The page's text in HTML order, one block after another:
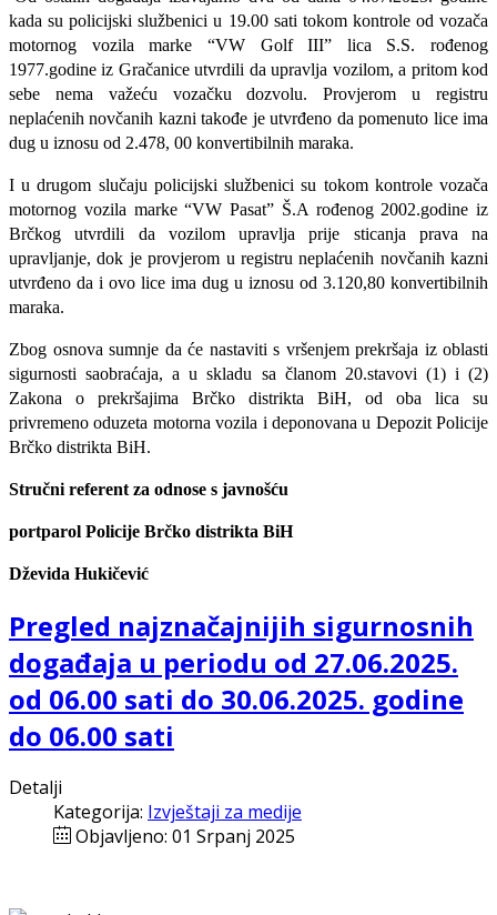
kada su policijski službenici u 19.00 sati tokom kontrole od vozača
motornog vozila marke “VW Golf III” lica S.S. rođenog
1977.godine iz Gračanice utvrdili da upravlja vozilom, a pritom kod
sebe nema važeću vozačku dozvolu. Provjerom u registru
neplaćenih novčanih kazni takođe je utvrđeno da pomenuto lice ima
dug u iznosu od 2.478, 00 konvertibilnih maraka.
I u drugom slučaju policijski službenici su tokom kontrole vozača
motornog vozila marke “VW Pasat” Š.A rođenog 2002.godine iz
Brčkog utvrdili da vozilom upravlja prije sticanja prava na
upravljanje, dok je provjerom u registru neplaćenih novčanih kazni
utvrđeno da i ovo lice ima dug u iznosu od 3.120,80 konvertibilnih
maraka.
Zbog osnova sumnje da će nastaviti s vršenjem prekršaja iz oblasti
sigurnosti saobraćaja, a u skladu sa članom 20.stavovi (1) i (2)
Zakona o prekršajima Brčko distrikta BiH, od oba lica su
privremeno oduzeta motorna vozila i deponovana u Depozit Policije
Brčko distrikta BiH.
Stručni referent za odnose s javnošću
portparol Policije Brčko distrikta BiH
Dževida Hukičević
Pregled najznačajnijih sigurnosnih
događaja u periodu od 27.06.2025.
od 06.00 sati do 30.06.2025. godine
do 06.00 sati
Detalji
Kategorija: Izvještaji za medije
Objavljeno: 01 Srpanj 2025